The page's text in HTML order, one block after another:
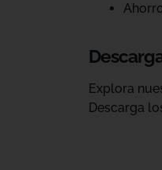
Explora
Descarga